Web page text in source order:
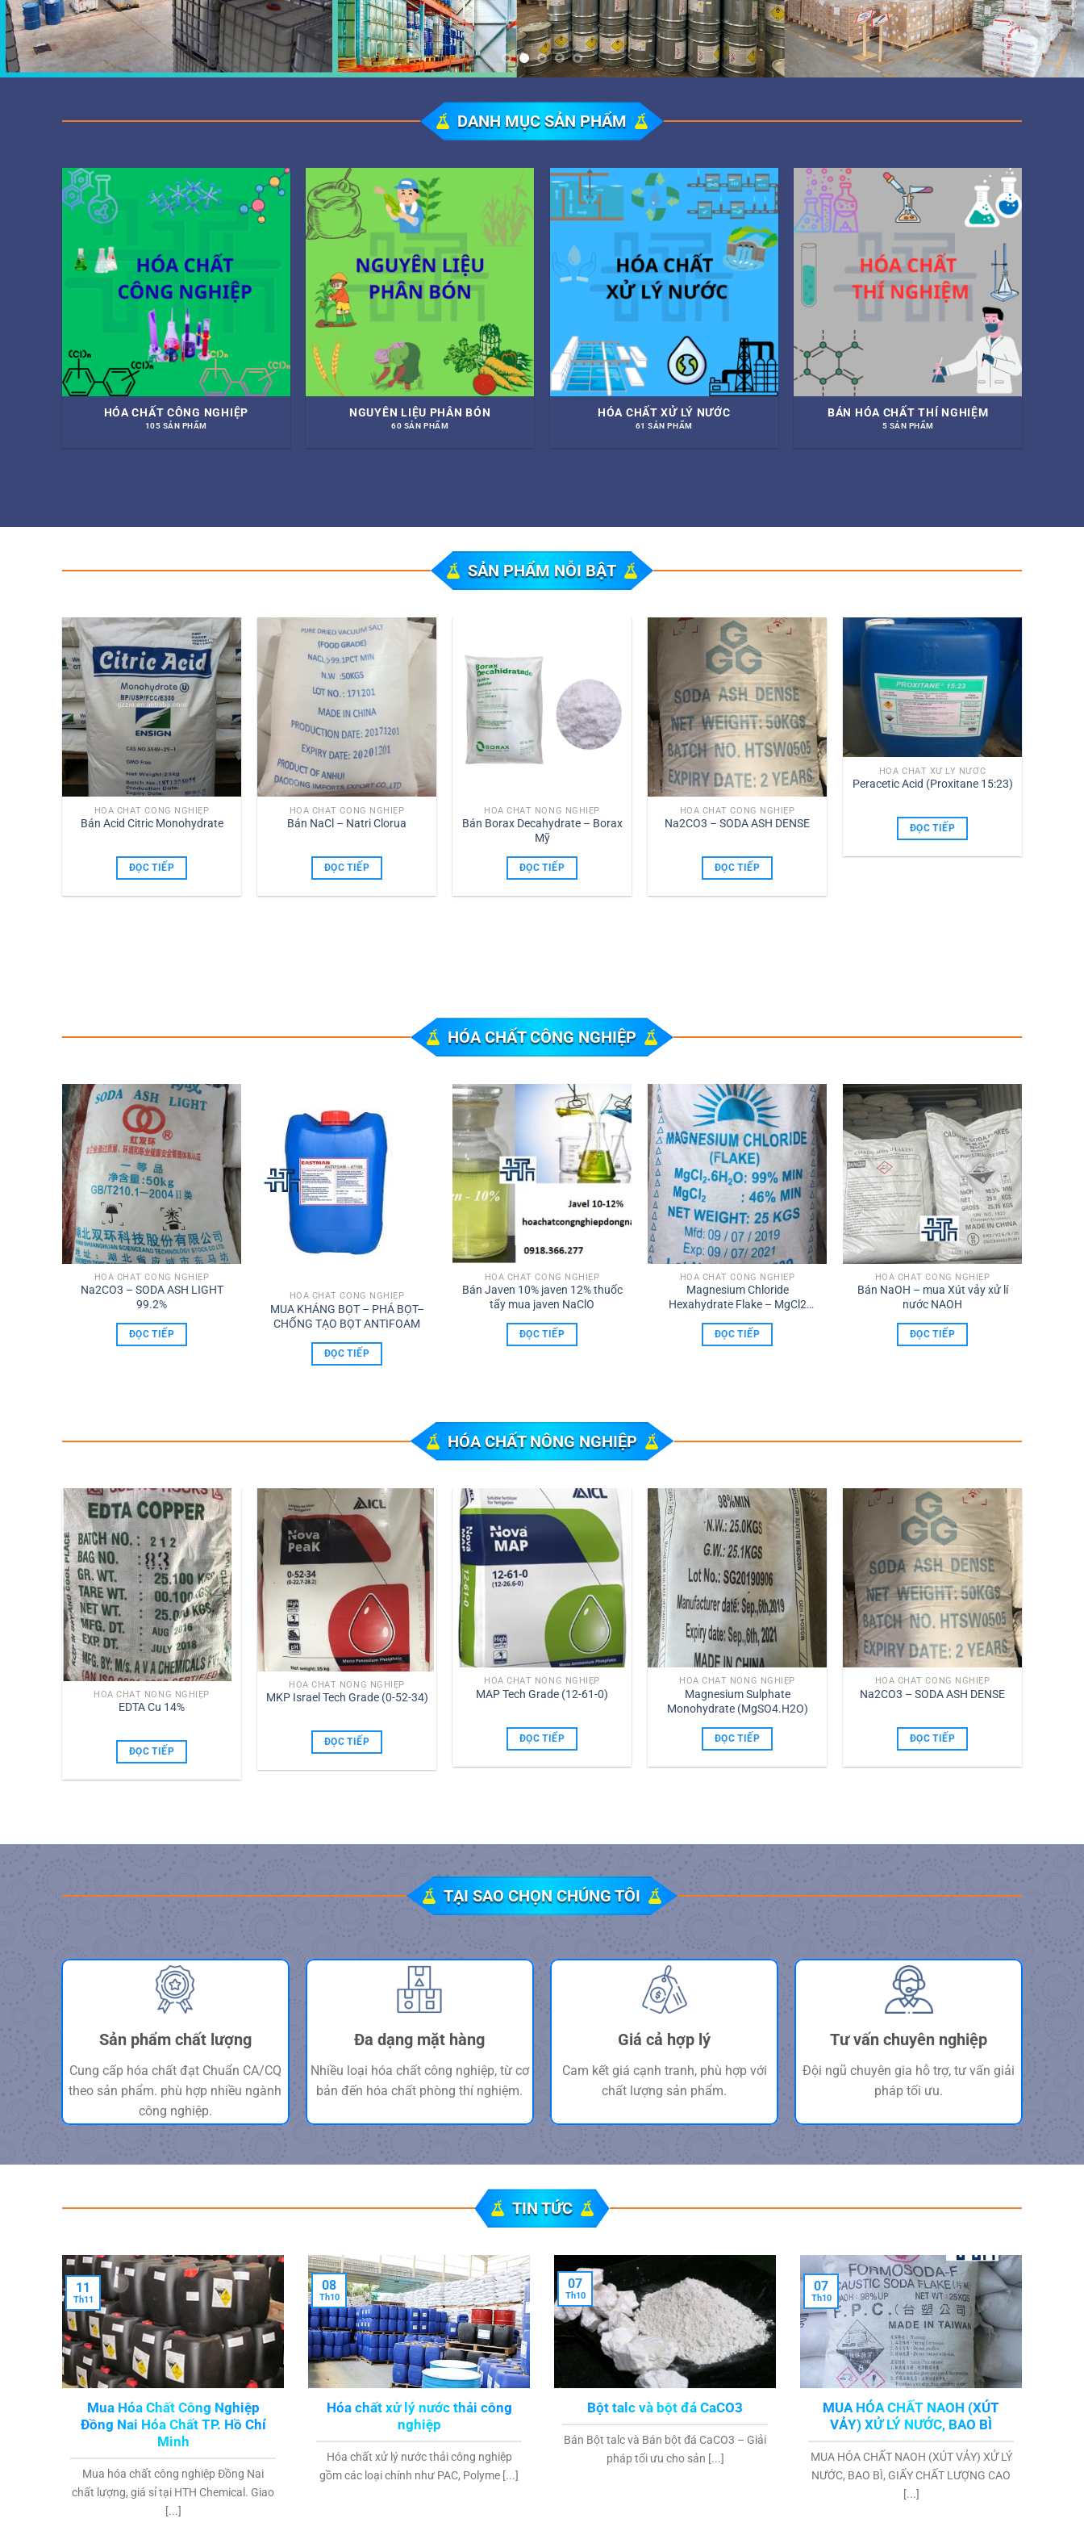
DANH MỤC SẢN PHẨM
HÓA CHẤT CÔNG NGHIỆP
105 SẢN PHẨM
NGUYÊN LIỆU PHÂN BÓN
60 SẢN PHẨM
HÓA CHẤT XỬ LÝ NƯỚC
61 SẢN PHẨM
BÁN HÓA CHẤT THÍ NGHIỆM
5 SẢN PHẨM
SẢN PHẨM NỖI BẬT
HÓA CHẤT CÔNG NGHIỆP
Bán Acid Citric Monohydrate
ĐỌC TIẾP
HÓA CHẤT CÔNG NGHIỆP
Bán NaCl – Natri Clorua
ĐỌC TIẾP
HÓA CHẤT NÔNG NGHIỆP
Bán Borax Decahydrate – Borax
Mỹ
ĐỌC TIẾP
HÓA CHẤT CÔNG NGHIỆP
Na2CO3 – SODA ASH DENSE
ĐỌC TIẾP
HÓA CHẤT XỬ LÝ NƯỚC
Peracetic Acid (Proxitane 15:23)
ĐỌC TIẾP
HÓA CHẤT CÔNG NGHIỆP
HÓA CHẤT CÔNG NGHIỆP
Na2CO3 – SODA ASH LIGHT
99.2%
ĐỌC TIẾP
HÓA CHẤT CÔNG NGHIỆP
MUA KHÁNG BỌT – PHÁ BỌT–
CHỐNG TẠO BỌT ANTIFOAM
ĐỌC TIẾP
HÓA CHẤT CÔNG NGHIỆP
Bán Javen 10% javen 12% thuốc
tẩy mua javen NaClO
ĐỌC TIẾP
HÓA CHẤT CÔNG NGHIỆP
Magnesium Chloride
Hexahydrate Flake – MgCl2
ĐỌC TIẾP
HÓA CHẤT CÔNG NGHIỆP
Bán NaOH – mua Xút vảy xử lí
nước NAOH
ĐỌC TIẾP
HÓA CHẤT NÔNG NGHIỆP
HÓA CHẤT NÔNG NGHIỆP
EDTA Cu 14%
ĐỌC TIẾP
HÓA CHẤT NÔNG NGHIỆP
MKP Israel Tech Grade (0-52-34)
ĐỌC TIẾP
HÓA CHẤT NÔNG NGHIỆP
MAP Tech Grade (12-61-0)
ĐỌC TIẾP
HÓA CHẤT NÔNG NGHIỆP
Magnesium Sulphate
Monohydrate (MgSO4.H2O)
ĐỌC TIẾP
HÓA CHẤT CÔNG NGHIỆP
Na2CO3 – SODA ASH DENSE
ĐỌC TIẾP
TẠI SAO CHỌN CHÚNG TÔI
Sản phẩm chất lượng
Cung cấp hóa chất đạt Chuẩn CA/CQ
theo sản phẩm. phù hợp nhiều ngành
công nghiệp.
Đa dạng mặt hàng
Nhiều loại hóa chất công nghiệp, từ cơ
bản đến hóa chất phòng thí nghiệm.
Giá cả hợp lý
Cam kết giá cạnh tranh, phù hợp với
chất lượng sản phẩm.
Tư vấn chuyên nghiệp
Đội ngũ chuyên gia hỗ trợ, tư vấn giải
pháp tối ưu.
TIN TỨC
Mua Hóa Chất Công Nghiệp
Đồng Nai Hóa Chất TP. Hồ Chí
Minh
Mua hóa chất công nghiệp Đồng Nai
chất lượng, giá sỉ tại HTH Chemical. Giao
[...]
11
Th11
Hóa chất xử lý nước thải công
nghiệp
Hóa chất xử lý nước thải công nghiệp
gồm các loại chính như PAC, Polyme [...]
08
Th10
Bột talc và bột đá CaCO3
Bán Bột talc và Bán bột đá CaCO3 – Giải
pháp tối ưu cho sản [...]
07
Th10
MUA HÓA CHẤT NAOH (XÚT
VẢY) XỬ LÝ NƯỚC, BAO BÌ
MUA HÓA CHẤT NAOH (XÚT VẢY) XỬ LÝ
NƯỚC, BAO BÌ, GIẤY CHẤT LƯỢNG CAO
[...]
07
Th10